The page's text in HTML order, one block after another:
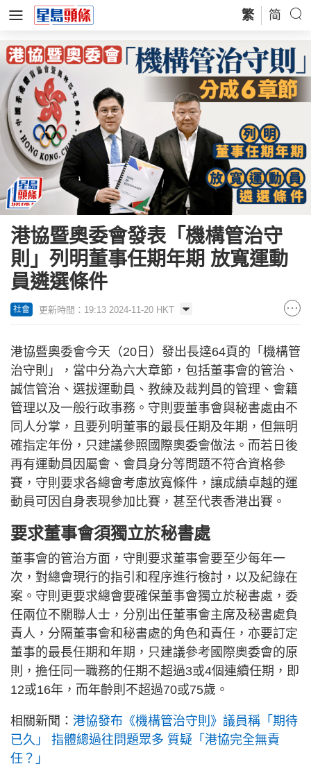
繁 简
港協暨奧委會發表「機構管治守
則」列明董事任期年期 放寬運動
員遴選條件
社會 更新時間：19:13 2024-11-20 HKT
港協暨奧委會今天（20日）發出長達64頁的「機構管
治守則」，當中分為六大章節，包括董事會的管治、
誠信管治、選拔運動員、教練及裁判員的管理、會籍
管理以及一般行政事務。守則要董事會與秘書處由不
同人分掌，且要列明董事的最長任期及年期，但無明
確指定年份，只建議參照國際奧委會做法。而若日後
再有運動員因屬會、會員身分等問題不符合資格參
賽，守則要求各總會考慮放寬條件，讓成績卓越的運
動員可因自身表現參加比賽，甚至代表香港出賽。
要求董事會須獨立於秘書處
董事會的管治方面，守則要求董事會要至少每年一
次，對總會現行的指引和程序進行檢討，以及紀錄在
案。守則更要求總會要確保董事會獨立於秘書處，委
任兩位不關聯人士，分別出任董事會主席及秘書處負
責人，分隔董事會和秘書處的角色和責任，亦要訂定
董事的最長任期和年期，只建議參考國際奧委會的原
則，擔任同一職務的任期不超過3或4個連續任期，即
12或16年，而年齡則不超過70或75歲。
相關新聞： 港協發布《機構管治守則》議員稱「期待
已久」 指體總過往問題眾多 質疑「港協完全無責
任？」